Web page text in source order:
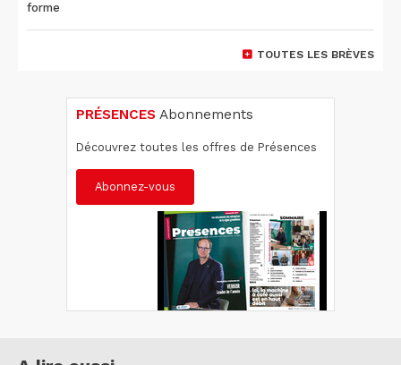
forme
TOUTES LES BRÈVES
PRÉSENCES Abonnements
Découvrez toutes les offres de Présences
Abonnez-vous